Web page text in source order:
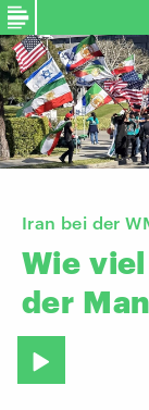
Iran bei der
Wie viel
der